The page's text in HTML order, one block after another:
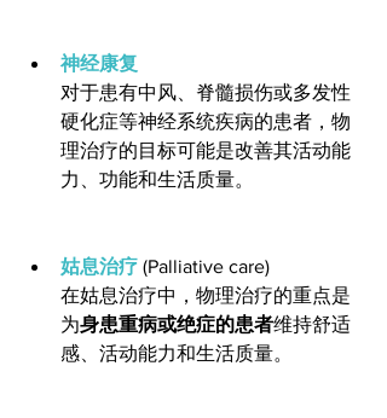
神经康复
对于患有中风、脊髓损伤或多发性
硬化症等神经系统疾病的患者，物
理治疗的目标可能是改善其活动能
力、功能和生活质量。
姑息治疗 (Palliative care)
在姑息治疗中，物理治疗的重点是
为身患重病或绝症的患者维持舒适
感、活动能力和生活质量。